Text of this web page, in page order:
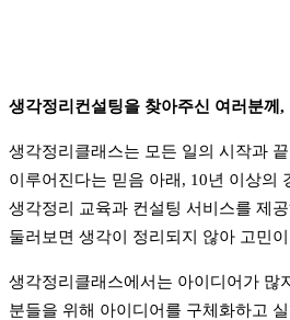
생각정리컨설팅을 찾아주신 여러분께,
생각정리클래스는 모든 일의 시작과
이루어진다는 믿음 아래, 10년 이상의
생각정리 교육과 컨설팅 서비스를 제
둘러보면 생각이 정리되지 않아 고민
생각정리클래스에서는 아이디어가 많
분들을 위해 아이디어를 구체화하고